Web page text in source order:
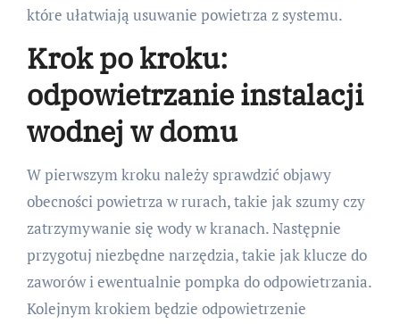
które ułatwiają usuwanie powietrza z systemu.
Krok po kroku:
odpowietrzanie instalacji
wodnej w domu
W pierwszym kroku należy sprawdzić objawy
obecności powietrza w rurach, takie jak szumy czy
zatrzymywanie się wody w kranach. Następnie
przygotuj niezbędne narzędzia, takie jak klucze do
zaworów i ewentualnie pompka do odpowietrzania.
Kolejnym krokiem będzie odpowietrzenie